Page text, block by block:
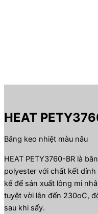
HEAT
Băng keo nhiệt màu nâu
HEAT PETY3760-BR là
polyester với chất kết
kế để sản xuất lông mi
tuyệt vời lên đến 230oC,
sau khi sấy.